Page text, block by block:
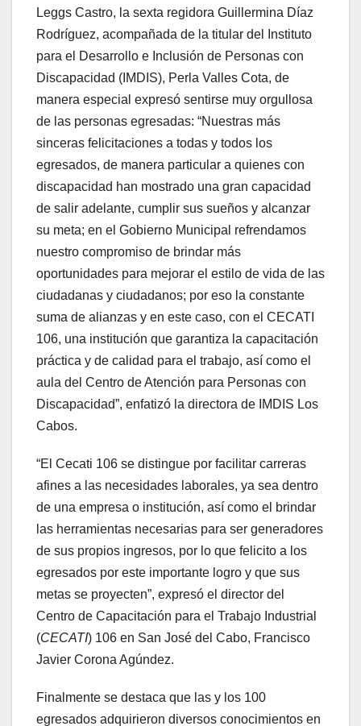
Leggs Castro, la sexta regidora Guillermina Díaz
Rodríguez, acompañada de la titular del Instituto
para el Desarrollo e Inclusión de Personas con
Discapacidad (IMDIS), Perla Valles Cota, de
manera especial expresó sentirse muy orgullosa
de las personas egresadas: “Nuestras más
sinceras felicitaciones a todas y todos los
egresados, de manera particular a quienes con
discapacidad han mostrado una gran capacidad
de salir adelante, cumplir sus sueños y alcanzar
su meta; en el Gobierno Municipal refrendamos
nuestro compromiso de brindar más
oportunidades para mejorar el estilo de vida de las
ciudadanas y ciudadanos; por eso la constante
suma de alianzas y en este caso, con el CECATI
106, una institución que garantiza la capacitación
práctica y de calidad para el trabajo, así como el
aula del Centro de Atención para Personas con
Discapacidad”, enfatizó la directora de IMDIS Los
Cabos.
“El Cecati 106 se distingue por facilitar carreras
afines a las necesidades laborales, ya sea dentro
de una empresa o institución, así como el brindar
las herramientas necesarias para ser generadores
de sus propios ingresos, por lo que felicito a los
egresados por este importante logro y que sus
metas se proyecten”, expresó el director del
Centro de Capacitación para el Trabajo Industrial
(CECATI) 106 en San José del Cabo, Francisco
Javier Corona Agúndez.
Finalmente se destaca que las y los 100
egresados adquirieron diversos conocimientos en